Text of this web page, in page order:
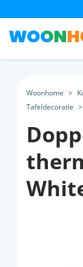
Woonhome >
Tafeldecoratie >